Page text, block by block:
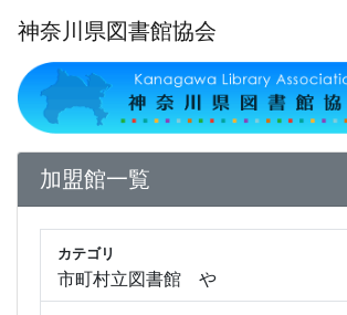
神奈川県図書館協会
加盟館一覧
カテゴリ
市町村立図書館 や